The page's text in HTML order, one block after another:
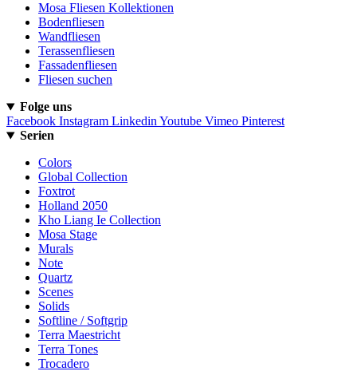
Mosa Fliesen Kollektionen
Bodenfliesen
Wandfliesen
Terassenfliesen
Fassadenfliesen
Fliesen suchen
Folge uns
Facebook Instagram Linkedin Youtube Vimeo Pinterest
Serien
Colors
Global Collection
Foxtrot
Holland 2050
Kho Liang Ie Collection
Mosa Stage
Murals
Note
Quartz
Scenes
Solids
Softline / Softgrip
Terra Maestricht
Terra Tones
Trocadero